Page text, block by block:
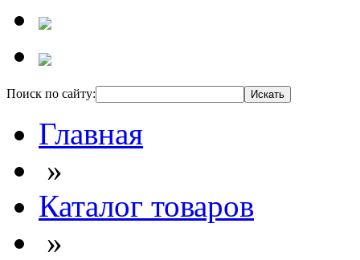
Поиск по сайту:
Главная
»
Каталог товаров
»